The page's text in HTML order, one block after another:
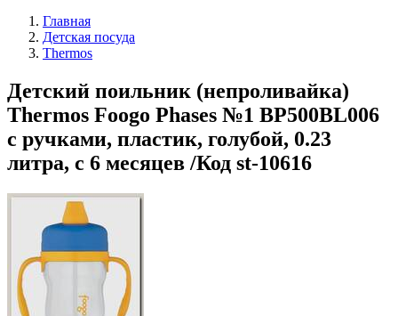
Главная
Детская посуда
Thermos
Детский поильник (непроливайка)
Thermos Foogo Phases №1 BP500BL006
с ручками, пластик, голубой, 0.23
литра, с 6 месяцев /Код st-10616